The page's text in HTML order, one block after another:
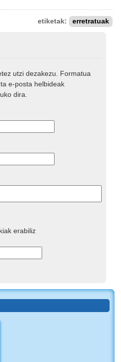
etiketak: erretratuak
utzi dezakezu. Formatua
e-posta helbideak
dira.
erabiliz